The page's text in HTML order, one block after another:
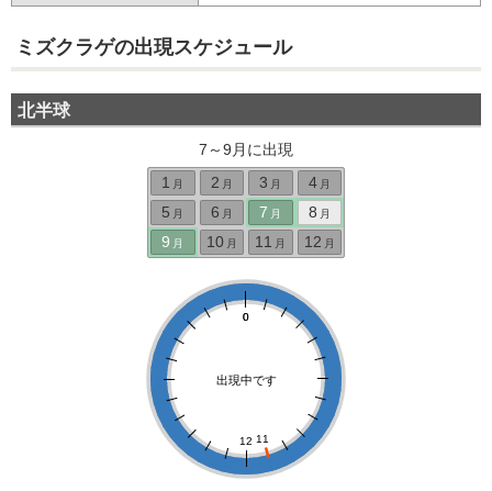
ミズクラゲの出現スケジュール
北半球
7～9月に出現
1
月 2 月 3 月 4 月
5 月 6 月 7 月 8 月
9 月 10 月 11 月 12 月
0
12 11
0
出現中です